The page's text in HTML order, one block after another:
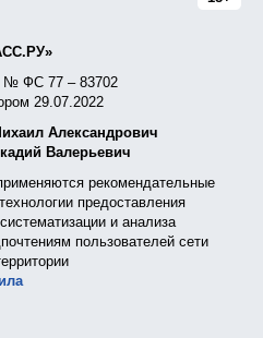
№ ФС 77 – 83702
29.07.2022
Александрович
Валерьевич
рекомендательные
предоставления
и анализа
пользователей сети